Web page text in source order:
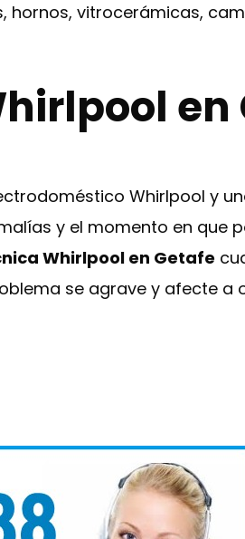
hornos, vitrocerámicas,
en
Whirlpool y
y el momento en que
Whirlpool en Getafe
se agrave y afecte a